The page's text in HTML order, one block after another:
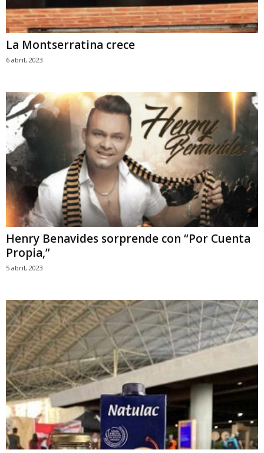
La Montserratina crece
6 abril, 2023
Henry Benavides sorprende con “Por Cuenta
Propia,”
5 abril, 2023